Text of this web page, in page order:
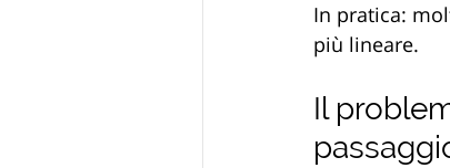
In pratica:
più lineare.
Il